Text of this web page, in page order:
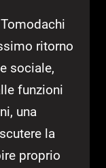
ritorno
sociale,
funzioni
una
la
proprio